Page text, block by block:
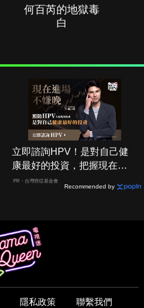
何百芮的地獄毒
白
立即諮詢HPV！是對自己健
康最好的投資，把握現在不
嫌晚！
PR・台灣癌症基金會
Recommended by
隱私政策 聯繫我們